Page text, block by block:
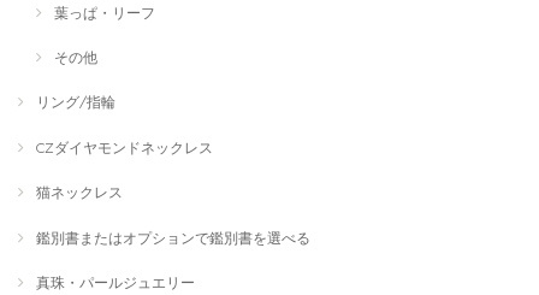
葉っぱ・リーフ
その他
リング/指輪
CZダイヤモンドネックレス
猫ネックレス
鑑別書またはオプションで鑑別書を選べる
真珠・パールジュエリー